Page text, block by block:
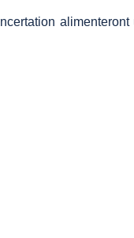
alimenteront